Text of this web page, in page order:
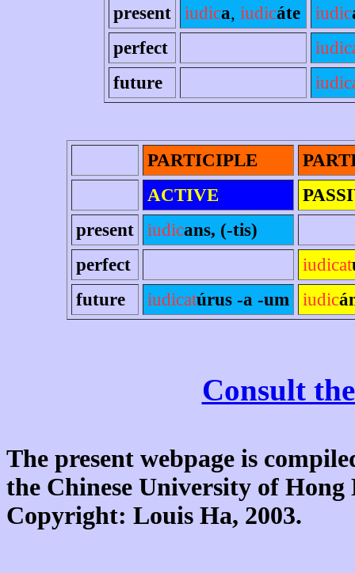
present
iudica, iudicáte iudic
perfect
future
PARTICIPLE
ACTIVE
present
iudicans, (-tis)
perfect
iudicat
future
iudicatúrus -a -um iudic
Consult
The present webpage is
the Chinese University of
Copyright: Louis Ha, 2003.